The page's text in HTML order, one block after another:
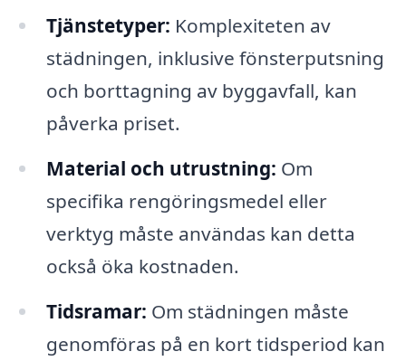
Tjänstetyper: Komplexiteten av
städningen, inklusive fönsterputsning
och borttagning av byggavfall, kan
påverka priset.
Material och utrustning: Om
specifika rengöringsmedel eller
verktyg måste användas kan detta
också öka kostnaden.
Tidsramar: Om städningen måste
genomföras på en kort tidsperiod kan